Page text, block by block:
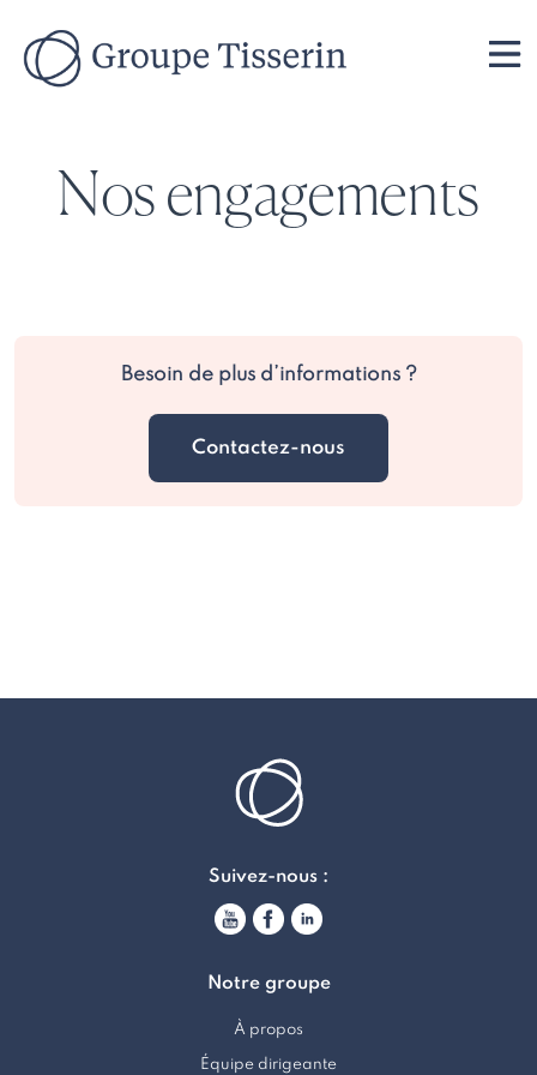
Nos engagements
Besoin de plus d’informations ?
Contactez-nous
Suivez-nous :
Notre groupe
À propos
Équipe dirigeante